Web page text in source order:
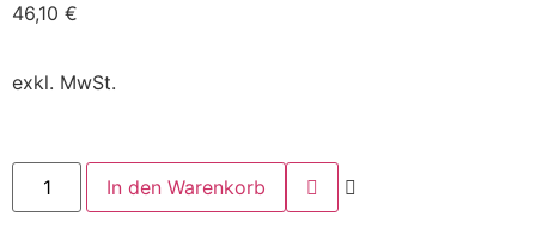
46,10 €
exkl. MwSt.
In den Warenkorb